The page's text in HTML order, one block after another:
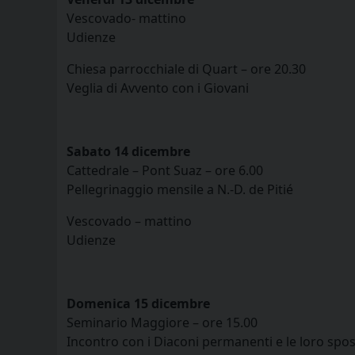
Vescovado- mattino
Udienze
Chiesa parrocchiale di Quart – ore 20.30
Veglia di Avvento con i Giovani
Sabato 14 dicembre
Cattedrale – Pont Suaz – ore 6.00
Pellegrinaggio mensile a N.-D. de Pitié
Vescovado – mattino
Udienze
Domenica 15 dicembre
Seminario Maggiore – ore 15.00
Incontro con i Diaconi permanenti e le loro